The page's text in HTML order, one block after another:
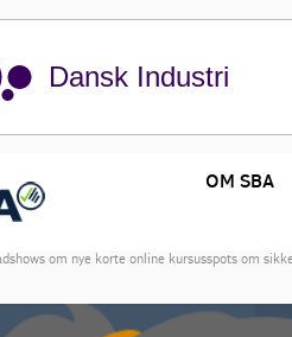
Dansk Industri
OM SBA
om nye korte online kursusspots om